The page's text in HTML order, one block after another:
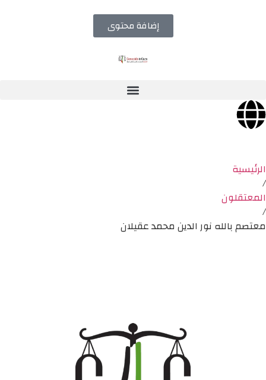
إضافة محتوى
الرئيسية
/
المعتقلون
/
معتصم بالله نور الدين محمد عقيلان